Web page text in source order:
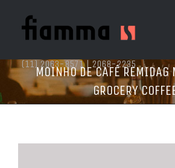
(11) 2063-8571 | 2068-2235
MOINHO DE CAFÉ
GROCERY